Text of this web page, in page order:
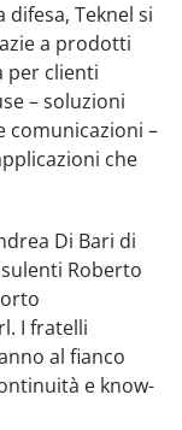
difesa, Teknel si
a prodotti
per clienti
– soluzioni
comunicazioni –
che
Di Bari di
Roberto
I fratelli
al fianco
e know-